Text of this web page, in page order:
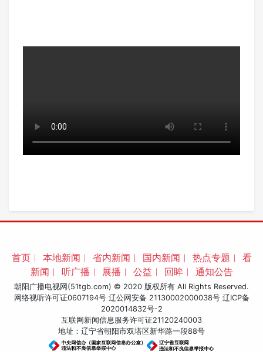
首页︱ 本地新闻 ︱ 省内新闻 ︱ 国内新闻 ︱ 热点专题 ︱ 看
新闻 ︱ 听广播 ︱ 展播 ︱ 公益 ︱ 回眸︱ 通知公告
朝阳广播电视网(51tgb.com) © 2020 版权所有 All Rights Reserved.
网络视听许可证0607194号 辽公网安备 21130002000038号 辽ICP备
2020014832号-2
互联网新闻信息服务许可证21120240003
地址：辽宁省朝阳市双塔区新华路一段88号